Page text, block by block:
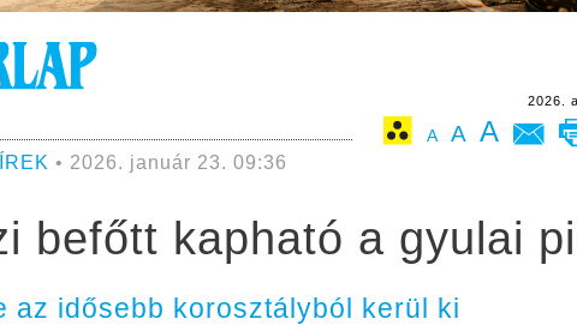
2026.
A A A
• 2026. január 23. 09:36
befőtt kapható a gyulai
az idősebb korosztályból kerül ki